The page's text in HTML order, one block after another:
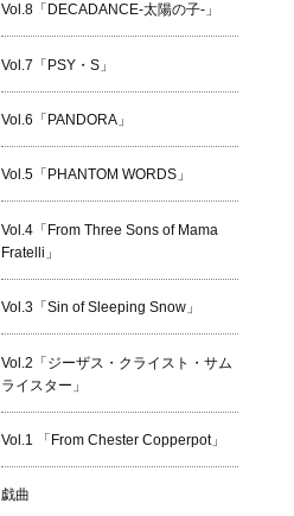
Vol.8「DECADANCE-太陽の子-」
Vol.7「PSY・S」
Vol.6「PANDORA」
Vol.5「PHANTOM WORDS」
Vol.4「From Three Sons of Mama
Fratelli」
Vol.3「Sin of Sleeping Snow」
Vol.2「ジーザス・クライスト・サム
ライスター」
Vol.1 「From Chester Copperpot」
戯曲